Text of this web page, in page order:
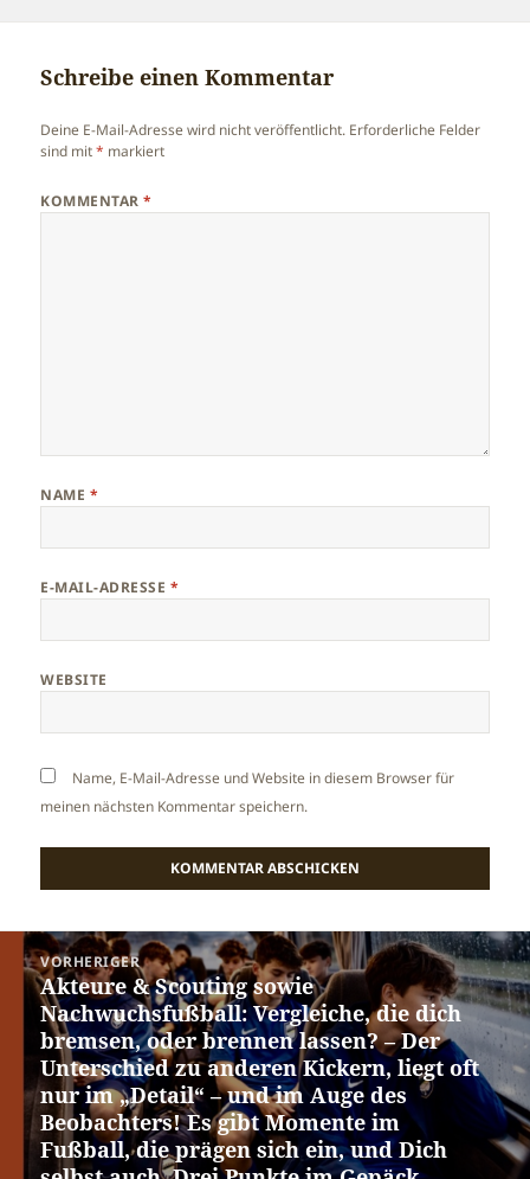
Schreibe einen Kommentar
Deine E-Mail-Adresse wird nicht veröffentlicht. Erforderliche Felder
sind mit* markiert
KOMMENTAR*
NAME *
E-MAIL-ADRESSE *
WEBSITE
Name, E-Mail-Adresse und Website in diesem Browser für
meinen nächsten Kommentar speichern.
Beitragsnavigation
VORHERIGER
Vorheriger
Beitrag:
Akteure & Scouting sowie
Nachwuchsfußball: Vergleiche, die dich
bremsen, oder brennen lassen? – Der
Unterschied zu anderen Kickern, liegt oft
nur im „Detail“ – und im Auge des
Beobachters! Es gibt Momente im
Fußball, die prägen sich ein, und Dich